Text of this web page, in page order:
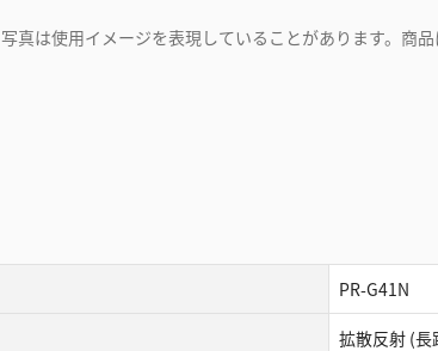
写真は使用イメージを表現していることがあります。商
PR-G41N
拡散反射 (長